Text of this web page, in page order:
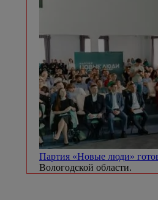
Партия «Новые люди»
Вологодской области.